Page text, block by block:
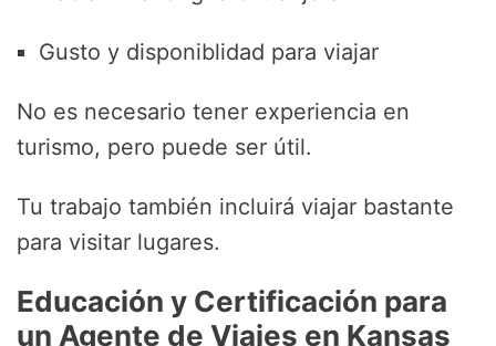
Gusto y disponiblidad para viajar
No es necesario tener experiencia en
turismo, pero puede ser útil.
Tu trabajo también incluirá viajar bastante
para visitar lugares.
Educación y Certificación para
un Agente de Viajes en Kansas